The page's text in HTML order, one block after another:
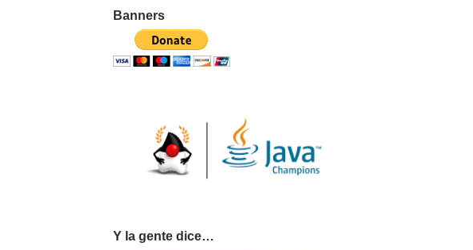
Banners
Y la gente dice…